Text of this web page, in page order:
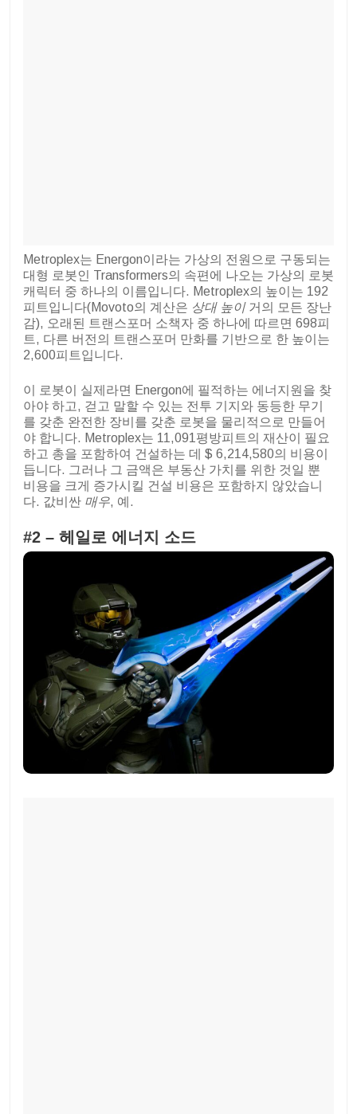
Metroplex는 Energon이라는 가상의 전원으로 구동되는
대형 로봇인 Transformers의 속편에 나오는 가상의 로봇
캐릭터 중 하나의 이름입니다. Metroplex의 높이는 192
피트입니다(Movoto의 계산은 상대 높이거의 모든 장난
감), 오래된 트랜스포머 소책자 중 하나에 따르면 698피
트, 다른 버전의 트랜스포머 만화를 기반으로 한 높이는
2,600피트입니다.
이 로봇이 실제라면 Energon에 필적하는 에너지원을 찾
아야 하고, 걷고 말할 수 있는 전투 기지와 동등한 무기
를 갖춘 완전한 장비를 갖춘 로봇을 물리적으로 만들어
야 합니다. Metroplex는 11,091평방피트의 재산이 필요
하고 총을 포함하여 건설하는 데 $ 6,214,580의 비용이
듭니다. 그러나 그 금액은 부동산 가치를 위한 것일 뿐
비용을 크게 증가시킬 건설 비용은 포함하지 않았습니
다. 값비싼 매우, 예.
#2 – 헤일로 에너지 소드